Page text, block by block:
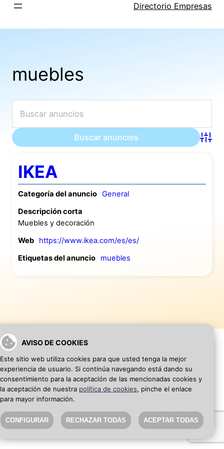
AVISO DE COOKIES
Este sitio web utiliza cookies para que usted tenga la mejor
experiencia de usuario. Si continúa navegando está dando su
consentimiento para la aceptación de las mencionadas cookies y
la aceptación de nuestra política de cookies, pinche el enlace
para mayor información.
CONFIGURAR RECHAZAR TODAS ACEPTAR TODAS
Saltar
Directorio Empresas
muebles
IKEA
Categoría del anuncio General
Descripción corta
Muebles y decoración
Web
https://www.ikea.com/es/es/
Etiquetas del anuncio
muebles
VOLVER A INICIO AÑADIR WEB DE EMPRESA
SEO Blog